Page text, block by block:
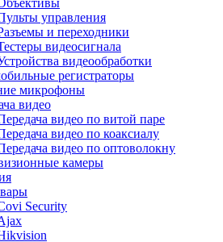
управления
и переходники
видеосигнала
видеообработки
регистраторы
микрофоны
видео
видео по витой паре
видео по коаксиалу
видео по оптоволокну
камеры
Security